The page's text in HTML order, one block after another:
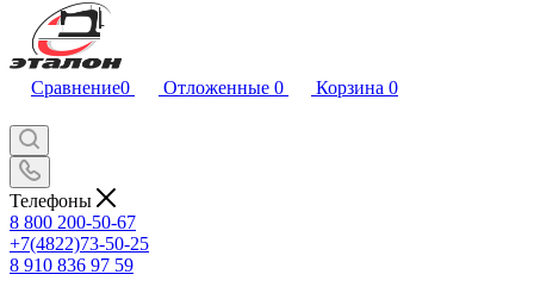
Сравнение0 Отложенные 0 Корзина 0
Телефоны
8 800 200-50-67
+7(4822)73-50-25
8 910 836 97 59